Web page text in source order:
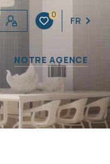
0
FR
NOTRE AGENCE